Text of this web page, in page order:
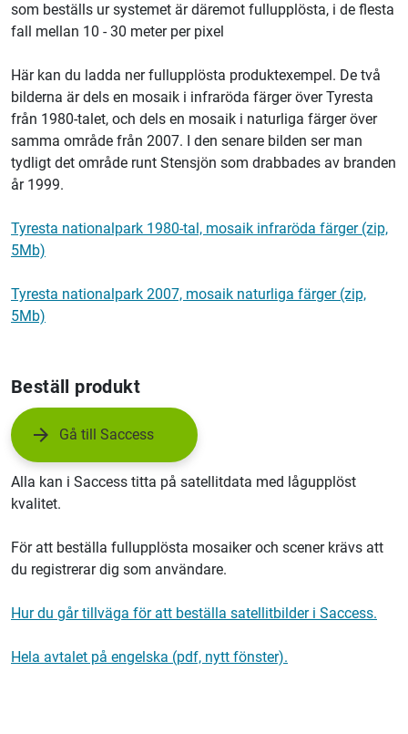
som beställs ur systemet är däremot fullupplösta, i de flesta
fall mellan 10 - 30 meter per pixel
Här kan du ladda ner fullupplösta produktexempel. De två
bilderna är dels en mosaik i infraröda färger över Tyresta
från 1980-talet, och dels en mosaik i naturliga färger över
samma område från 2007. I den senare bilden ser man
tydligt det område runt Stensjön som drabbades av branden
år 1999.
Tyresta nationalpark 1980-tal, mosaik infraröda färger (zip,
5Mb)
Tyresta nationalpark 2007, mosaik naturliga färger (zip,
5Mb)
Beställ produkt
Gå till Saccess
Alla kan i Saccess titta på satellitdata med lågupplöst
kvalitet.
För att beställa fullupplösta mosaiker och scener krävs att
du registrerar dig som användare.
Hur du går tillväga för att beställa satellitbilder i Saccess.
Hela avtalet på engelska (pdf, nytt fönster).